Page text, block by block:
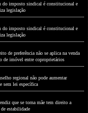
do imposto sindical é constitucional e
legislação
do imposto sindical é constitucional e
legislação
de preferência não se aplica na venda
de imóvel entre coproprietários
regional não pode aumentar
sem lei específica
que se torna mãe tem direito a
estabilidade